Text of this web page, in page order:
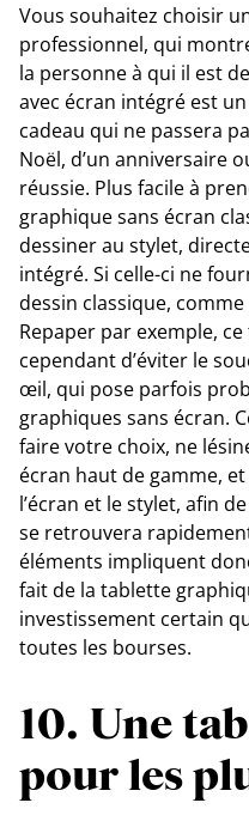
Vous souhaitez choisir
professionnel, qui
la personne à qui il est
avec écran intégré est
cadeau qui ne passera
Noël, d’un anniversaire
réussie. Plus facile à
graphique sans écran
dessiner au stylet,
intégré. Si celle-ci ne
dessin classique,
Repaper par exemple,
cependant d’éviter le
œil, qui pose parfois
graphiques sans écran.
faire votre choix, ne
écran haut de gamme,
l’écran et le stylet, afin
se retrouvera
éléments impliquent
fait de la tablette
investissement certain
toutes les bourses.
10. Une
pour les